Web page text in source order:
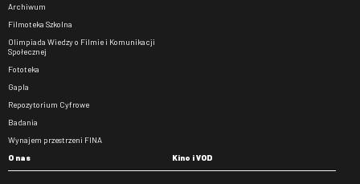
Archiwum
Filmoteka Szkolna
Olimpiada Wiedzy o Filmie i Komunikacji
Społecznej
Fototeka
Gapla
Repozytorium Cyfrowe
Badania
Wynajem przestrzeni FINA
O nas Kino i VOD